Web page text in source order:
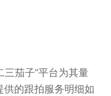
茄子”平台为其量
的跟拍服务明细如